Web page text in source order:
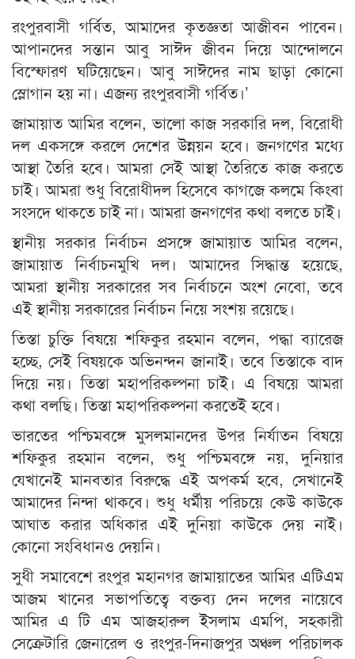
রংপুরবাসী গর্বিত, আমাদের কৃতজ্ঞতা আজীবন পাবেন।
আপানদের সন্তান আবু সাঈদ জীবন দিয়ে আন্দোলনে
বিস্ফোরণ ঘটিয়েছেন। আবু সাঈদের নাম ছাড়া কোনো
স্লোগান হয় না। এজন্য রংপুরবাসী গর্বিত।’
জামায়াত আমির বলেন, ভালো কাজ সরকারি দল, বিরোধী
দল একসঙ্গে করলে দেশের উন্নয়ন হবে। জনগণের মধ্যে
আস্থা তৈরি হবে। আমরা সেই আস্থা তৈরিতে কাজ করতে
চাই। আমরা শুধু বিরোধীদল হিসেবে কাগজে কলমে কিংবা
সংসদে থাকতে চাই না। আমরা জনগণের কথা বলতে চাই।
স্থানীয় সরকার নির্বাচন প্রসঙ্গে জামায়াত আমির বলেন,
জামায়াত নির্বাচনমুখি দল। আমাদের সিদ্ধান্ত হয়েছে,
আমরা স্থানীয় সরকারের সব নির্বাচনে অংশ নেবো, তবে
এই স্থানীয় সরকারের নির্বাচন নিয়ে সংশয় রয়েছে।
তিস্তা চুক্তি বিষয়ে শফিকুর রহমান বলেন, পদ্ধা ব্যারেজ
হচ্ছে, সেই বিষয়কে অভিনন্দন জানাই। তবে তিস্তাকে বাদ
দিয়ে নয়। তিস্তা মহাপরিকল্পনা চাই। এ বিষয়ে আমরা
কথা বলছি। তিস্তা মহাপরিকল্পনা করতেই হবে।
ভারতের পশ্চিমবঙ্গে মুসলমানদের উপর নির্যাতন বিষয়ে
শফিকুর রহমান বলেন, শুধু পশ্চিমবঙ্গে নয়, দুনিয়ার
যেখানেই মানবতার বিরুদ্ধে এই অপকর্ম হবে, সেখানেই
আমাদের নিন্দা থাকবে। শুধু ধর্মীয় পরিচয়ে কেউ কাউকে
আঘাত করার অধিকার এই দুনিয়া কাউকে দেয় নাই।
কোনো সংবিধানও দেয়নি।
সুধী সমাবেশে রংপুর মহানগর জামায়াতের আমির এটিএম
আজম খানের সভাপতিত্বে বক্তব্য দেন দলের নায়েবে
আমির এ টি এম আজহারুল ইসলাম এমপি, সহকারী
সেক্রেটারি জেনারেল ও রংপুর-দিনাজপুর অঞ্চল পরিচালক